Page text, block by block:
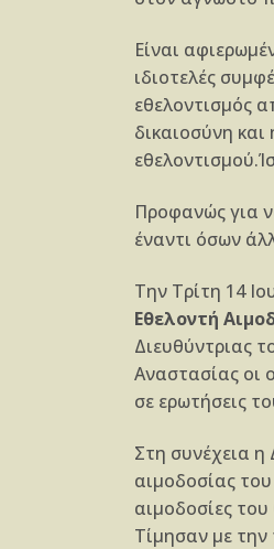
Είναι
ιδιοτελές
εθελοντισμός
δικαιοσύνη
Προφανώς για
έναντι όσων
Την Τρίτη 14
Εθελοντή
Διευθύντριας
Αναστασίας οι
σε ερωτήσεις
Στη συνέχεια η
αιμοδοσίας
αιμοδοσίες
Τίμησαν με